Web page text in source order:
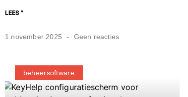
LEES "
1 november 2025 Geen reacties
beheersoftware